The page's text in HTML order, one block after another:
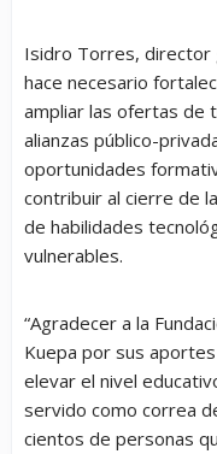
Isidro Torres, director
hace necesario
ampliar las ofertas de
alianzas público-
oportunidades
contribuir al cierre de
de habilidades
vulnerables.
“Agradecer a la
Kuepa por sus
elevar el nivel
servido como correa
cientos de personas